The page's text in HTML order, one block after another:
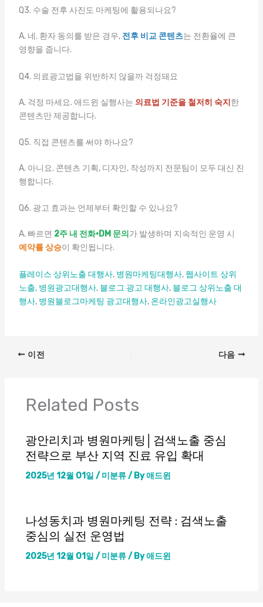
Q3. 수술 전후 사진도 마케팅에 활용되나요?
A. 네. 환자 동의를 받은 경우, 전후 비교 콘텐츠는 전환율에 큰
영향을 줍니다.
Q4. 의료광고법을 위반하지 않을까 걱정돼요
A. 걱정 마세요. 애드윈 실행사는 의료법 기준을 철저히 숙지 한
콘텐츠만 제공합니다.
Q5. 직접 콘텐츠를 써야 하나요?
A. 아니요. 콘텐츠 기획, 디자인, 작성까지 전문팀이 모두 대신 진
행합니다.
Q6. 광고 효과는 언제부터 확인할 수 있나요?
A. 빠르면 2주 내 전화·DM 문의 가 발생하며 지속적인 운영 시
예약률 상승이 확인됩니다.
플레이스 상위노출 대행사, 병원마케팅대행사, 웹사이트 상위
노출, 병원광고대행사, 블로그 광고 대행사, 블로그 상위노출 대
행사, 병원블로그마케팅 광고대행사, 온라인광고실행사
이전 다음
Related Posts
광안리치과 병원마케팅│검색노출 중심
전략으로 부산 지역 진료 유입 확대
2025년 12월 01일 / 미분류/ By애드윈
나성동치과 병원마케팅 전략 : 검색노출
중심의 실전 운영법
2025년 12월 01일 / 미분류/ By애드윈